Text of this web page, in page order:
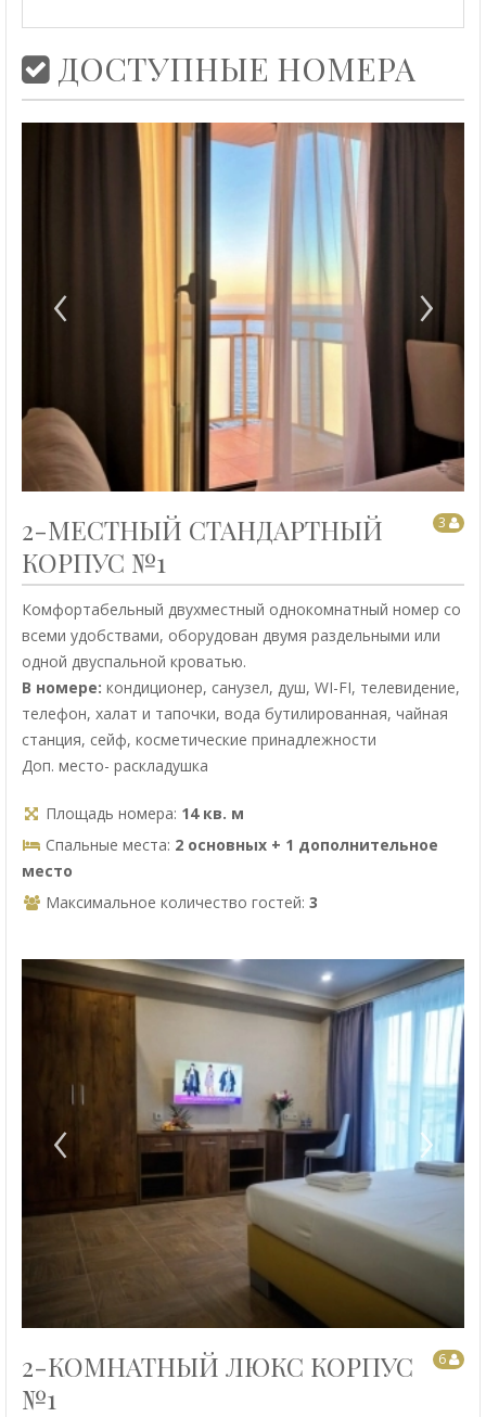
ДОСТУПНЫЕ НОМЕРА
‹ ›
3
2-МЕСТНЫЙ СТАНДАРТНЫЙ
КОРПУС №1
Комфортабельный двухместный однокомнатный номер со
всеми удобствами, оборудован двумя раздельными или
одной двуспальной кроватью.
В номере: кондиционер, санузел, душ, WI-FI, телевидение,
телефон, халат и тапочки, вода бутилированная, чайная
станция, сейф, косметические принадлежности
Доп. место- раскладушка
Площадь номера: 14 кв. м
Спальные места: 2 основных + 1 дополнительное
место
Максимальное количество гостей: 3
‹ ›
6
2-КОМНАТНЫЙ ЛЮКС КОРПУС
№1